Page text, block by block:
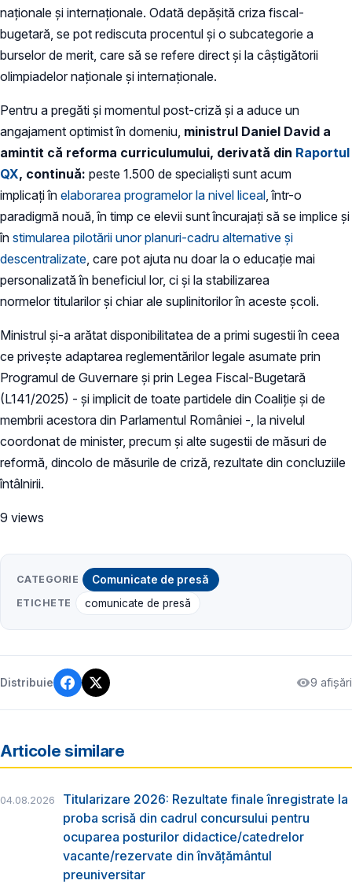
naționale și internaționale. Odată depășită criza fiscal-
bugetară, se pot rediscuta procentul și o subcategorie a
burselor de merit, care să se refere direct și la câștigătorii
olimpiadelor naționale și internaționale.
Pentru a pregăti și momentul post-criză și a aduce un
angajament optimist în domeniu, ministrul Daniel David a
amintit că reforma curriculumului, derivată din Raportul
QX, continuă: peste 1.500 de specialiști sunt acum
implicați în elaborarea programelor la nivel liceal , într-o
paradigmă nouă, în timp ce elevii sunt încurajați să se implice și
în stimularea pilotării unor planuri-cadru alternative și
descentralizate , care pot ajuta nu doar la o educație mai
personalizată în beneficiul lor, ci și la stabilizarea
normelor titularilor și chiar ale suplinitorilor în aceste școli.
Ministrul și-a arătat disponibilitatea de a primi sugestii în ceea
ce privește adaptarea reglementărilor legale asumate prin
Programul de Guvernare și prin Legea Fiscal-Bugetară
(L141/2025) - și implicit de toate partidele din Coaliție și de
membrii acestora din Parlamentul României -, la nivelul
coordonat de minister, precum și alte sugestii de măsuri de
reformă, dincolo de măsurile de criză, rezultate din concluziile
întâlnirii.
9 views
CATEGORIE Comunicate de presă
ETICHETE comunicate de presă
Distribuie 9 afișări
Articole similare
04.08.2026
Titularizare 2026: Rezultate finale înregistrate la
proba scrisă din cadrul concursului pentru
ocuparea posturilor didactice/catedrelor
vacante/rezervate din învăţământul
preuniversitar